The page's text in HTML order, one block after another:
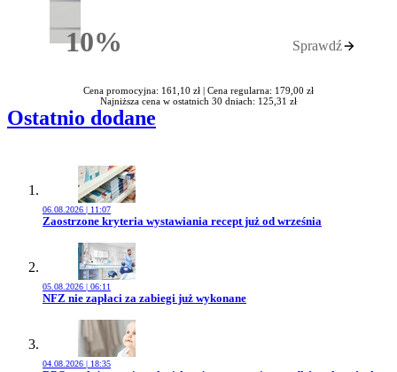
10%Rabatu Sprawdź
Cena promocyjna: 161,10 zł | Cena regularna: 179,00 zł
Najniższa cena w ostatnich 30 dniach: 125,31 zł
Ostatnio dodane
06.08.2026 | 11:07
Przejdź do artykułu:
Zaostrzone kryteria wystawiania recept już od września
05.08.2026 | 06:11
Przejdź do artykułu:
NFZ nie zapłaci za zabiegi już wykonane
04.08.2026 | 18:35